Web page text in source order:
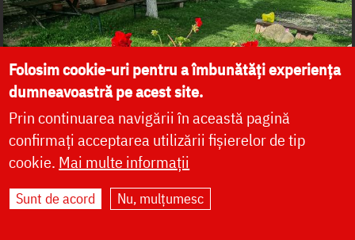
Folosim cookie-uri pentru a îmbunătăți experiența
dumneavoastră pe acest site.
Prin continuarea navigării în această pagină
confirmați acceptarea utilizării fișierelor de tip
cookie. Mai multe informații
Sunt de acord Nu, mulțumesc